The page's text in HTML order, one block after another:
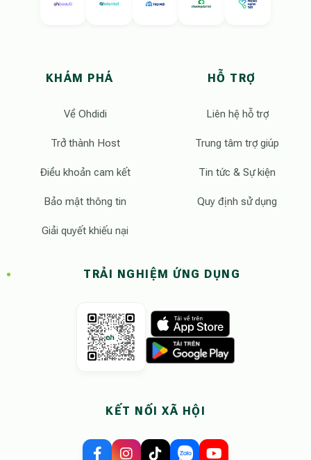
KHÁM PHÁ
Về Ohdidi
Trở thành Host
Điều khoản cam kết
Bảo mật thông tin
Giải quyết khiếu nại
HỖ TRỢ
Liên hệ hỗ trợ
Trung tâm trợ giúp
Tin tức & Sự kiện
Quy định sử dụng
TRẢI NGHIỆM ỨNG DỤNG
KẾT NỐI XÃ HỘI